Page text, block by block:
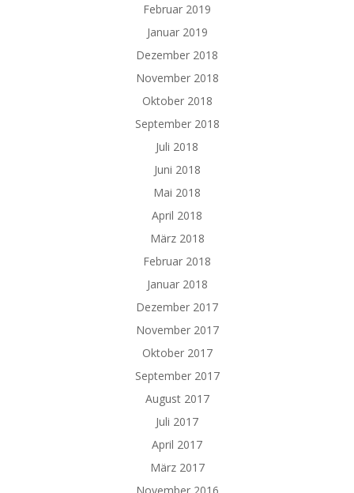
Februar 2019
Januar 2019
Dezember 2018
November 2018
Oktober 2018
September 2018
Juli 2018
Juni 2018
Mai 2018
April 2018
März 2018
Februar 2018
Januar 2018
Dezember 2017
November 2017
Oktober 2017
September 2017
August 2017
Juli 2017
April 2017
März 2017